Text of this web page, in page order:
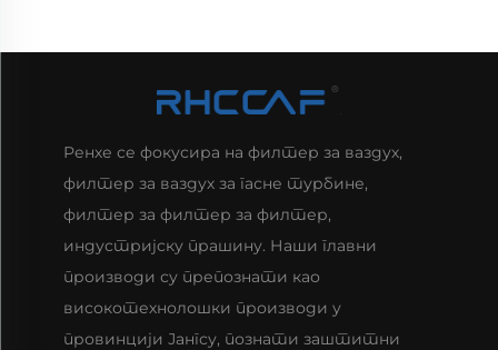
Ренхе се фокусира на филтер за ваздух,
филтер за ваздух за гасне турбине,
филтер за филтер за филтер,
индустријску прашину. Наши главни
производи су препознати као
високотехнолошки производи у
провинцији Јангсу, познати заштитни